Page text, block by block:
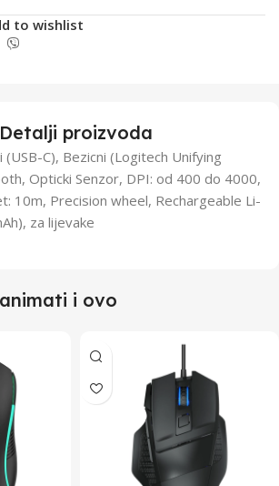
to wishlist
Detalji proizvoda
(USB-C), Bezicni (Logitech Unifying
Opticki Senzor, DPI: od 400 do 4000,
10m, Precision wheel, Rechargeable Li-
za lijevake
i ovo